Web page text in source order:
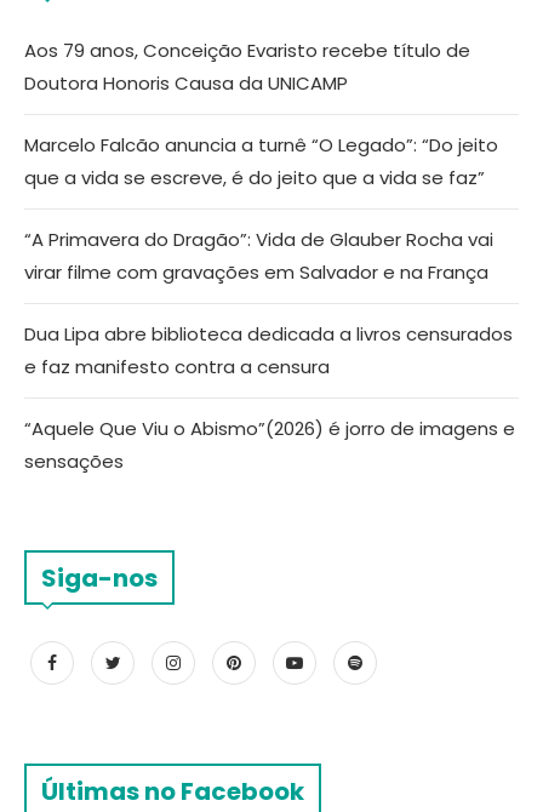
Aos 79 anos, Conceição Evaristo recebe título de
Doutora Honoris Causa da UNICAMP
Marcelo Falcão anuncia a turnê “O Legado”: “Do jeito
que a vida se escreve, é do jeito que a vida se faz”
“A Primavera do Dragão”: Vida de Glauber Rocha vai
virar filme com gravações em Salvador e na França
Dua Lipa abre biblioteca dedicada a livros censurados
e faz manifesto contra a censura
“Aquele Que Viu o Abismo”(2026) é jorro de imagens e
sensações
Siga-nos
Últimas no Facebook